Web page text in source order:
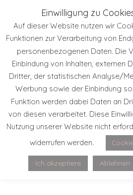
Einwilligung zu
Auf dieser Website nutzen wir
Funktionen zur Verarbeitung von
personenbezogenen Daten. Die
Einbindung von Inhalten, externen
Dritter, der statistischen Analyse/
Werbung sowie der Einbindung
Funktion werden dabei Daten an
von diesen verarbeitet. Diese
Nutzung unserer Website nicht
widerrufen werden.
Ich akzeptiere Ablehnen